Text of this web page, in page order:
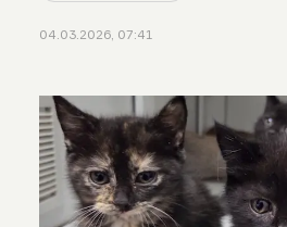
04.03.2026, 07:41